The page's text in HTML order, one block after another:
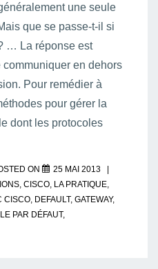
une seule
que se passe-t-il si
… La réponse est
en dehors
Pour remédier à
pour gérer la
dont les protocoles
ON
25 MAI 2013
CISCO LA PRATIQUE
CISCO DEFAULT, GATEWAY,
PAR DÉFAUT,